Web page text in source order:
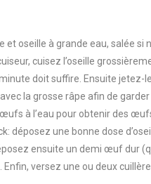
et oseille à grande eau, salée si
cuisez l’oseille
doit suffire. Ensuite jetez-
la grosse râpe afin de
à l’eau pour obtenir des
déposez une bonne dose
ensuite un demi œuf dur
versez une ou deux